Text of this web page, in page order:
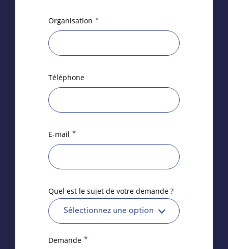
Organisation *
Téléphone
E-mail *
Quel est le sujet de votre demande ?
Sélectionnez une option
Demande *